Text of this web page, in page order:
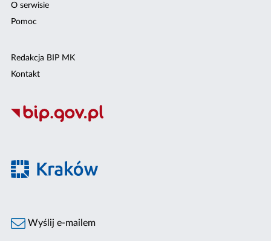
O serwisie
Pomoc
Redakcja BIP MK
Kontakt
Wyślij e-mailem